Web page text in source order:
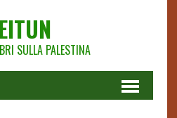
SULLA PALESTINA